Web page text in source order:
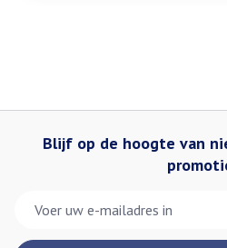
Blijf op de hoogte van